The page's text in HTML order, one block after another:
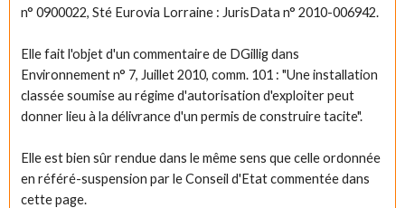
n° 0900022, Sté Eurovia Lorraine : JurisData n° 2010-006942.
Elle fait l'objet d'un commentaire de DGillig dans
Environnement n° 7, Juillet 2010, comm. 101 : "Une installation
classée soumise au régime d'autorisation d'exploiter peut
donner lieu à la délivrance d'un permis de construire tacite".
Elle est bien sûr rendue dans le même sens que celle ordonnée
en référé-suspension par le Conseil d'Etat commentée dans
cette page.